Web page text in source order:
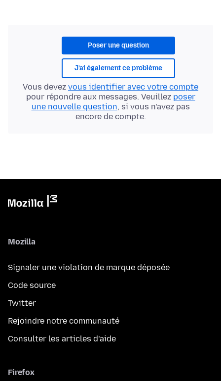
Poser une question
J’ai également ce problème
Vous devez vous identifier avec votre compte
pour répondre aux messages. Veuillez poser
une nouvelle question, si vous n’avez pas
encore de compte.
Mozilla
Signaler une violation de marque déposée
Code source
Twitter
Rejoindre notre communauté
Consulter les articles d’aide
Firefox